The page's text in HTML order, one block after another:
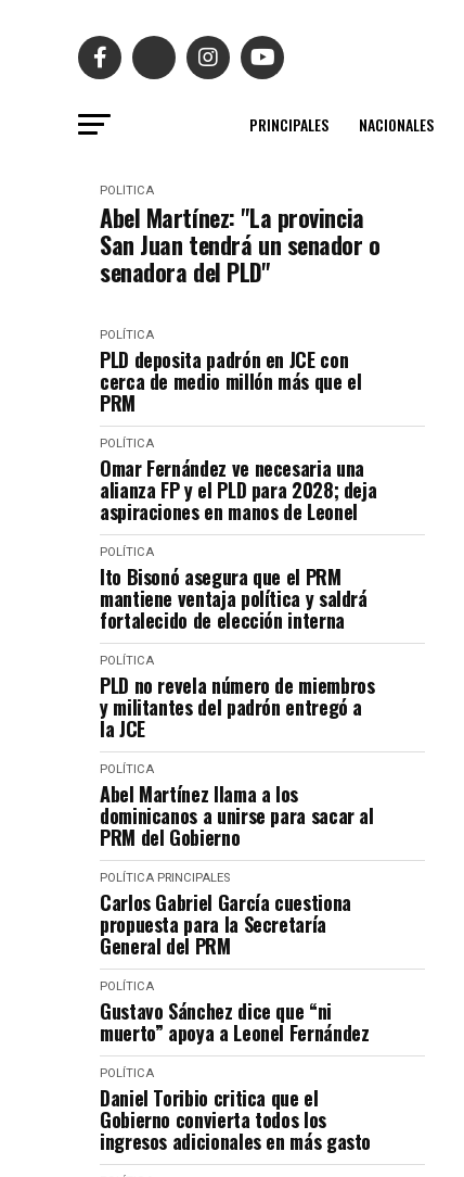
PRINCIPALES NACIONALES
POLÍTICA
Abel Martínez: "La provincia
San Juan tendrá un senador o
senadora del PLD"
POLÍTICA
PLD deposita padrón en JCE con
cerca de medio millón más que el
PRM
POLÍTICA
Omar Fernández ve necesaria una
alianza FP y el PLD para 2028; deja
aspiraciones en manos de Leonel
POLÍTICA
Ito Bisonó asegura que el PRM
mantiene ventaja política y saldrá
fortalecido de elección interna
POLÍTICA
PLD no revela número de miembros
y militantes del padrón entregó a
la JCE
POLÍTICA
Abel Martínez llama a los
dominicanos a unirse para sacar al
PRM del Gobierno
POLÍTICA PRINCIPALES
Carlos Gabriel García cuestiona
propuesta para la Secretaría
General del PRM
POLÍTICA
Gustavo Sánchez dice que “ni
muerto” apoya a Leonel Fernández
POLÍTICA
Daniel Toribio critica que el
Gobierno convierta todos los
ingresos adicionales en más gasto